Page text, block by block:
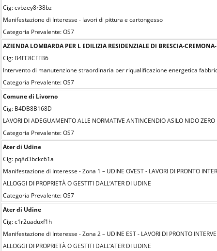
Cig: cvbzey8r38bz
Manifestazione di Interesse - lavori di pittura e cartongesso
Categoria Prevalente: OS7
AZIENDA LOMBARDA PER L EDILIZIA RESIDENZIALE DI BRESCIA-
Cig: B4FE8CFFB6
Intervento di manutenzione straordinaria per riqualificazione energetica
Categoria Prevalente: OS7
Comune di Livorno
Cig: B4DB8B168D
LAVORI DI ADEGUAMENTO ALLE NORMATIVE ANTINCENDIO ASILO NIDO ZERO
Categoria Prevalente: OS7
Ater di Udine
Cig: pq8d3bckc61a
Manifestazione di Interesse - Zona 1 – UDINE OVEST - LAVORI DI PRONTO
ALLOGGI DI PROPRIETÀ O GESTITI DALL’ATER DI UDINE
Categoria Prevalente: OS7
Ater di Udine
Cig: c1r2uaduxf1h
Manifestazione di Interesse - Zona 2 – UDINE EST - LAVORI DI PRONTO
ALLOGGI DI PROPRIETÀ O GESTITI DALL’ATER DI UDINE